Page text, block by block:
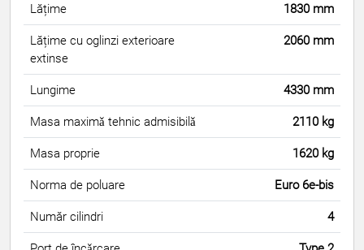
Lățime 1830 mm
Lățime cu oglinzi exterioare
extinse
2060 mm
Lungime 4330 mm
Masa maximǎ tehnic admisibilǎ 2110 kg
Masa proprie 1620 kg
Norma de poluare Euro 6e-bis
Număr cilindri 4